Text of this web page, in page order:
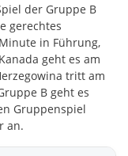
der Gruppe B
gerechtes
in Führung,
geht es am
tritt am
B geht es
Gruppenspiel
an.